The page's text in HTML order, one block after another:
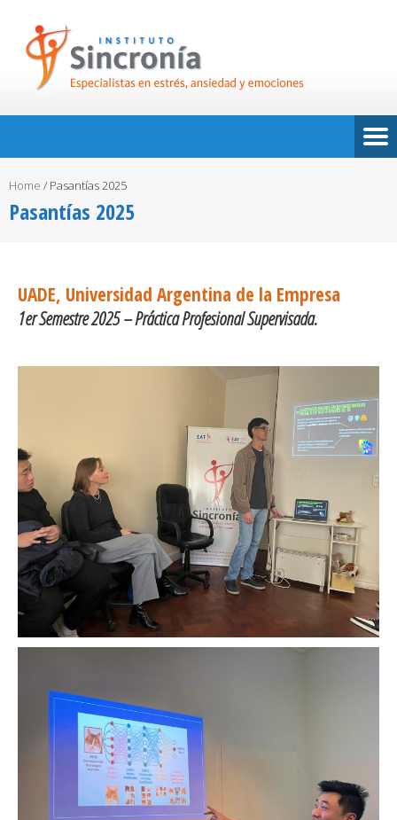
Home / Pasantías 2025
Pasantías 2025
UADE, Universidad Argentina de la Empresa
1er Semestre 2025 – Práctica Profesional Supervisada.